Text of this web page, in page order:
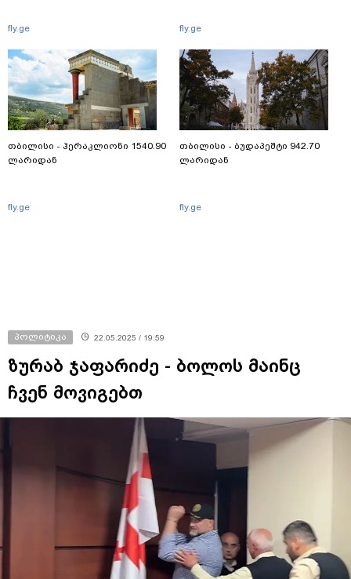
fly.ge
თბილისი - ჰერაკლიონი 1540.90
ლარიდან
fly.ge
fly.ge
თბილისი - ბუდაპეშტი 942.70
ლარიდან
fly.ge
პოლიტიკა 22.05.2025 / 19:59
ზურაბ ჯაფარიძე - ბოლოს მაინც
ჩვენ მოვიგებთ